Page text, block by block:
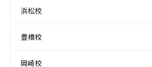
浜松校
豊橋校
岡崎校